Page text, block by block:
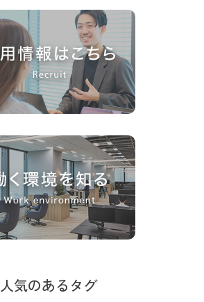
人気のあるタグ